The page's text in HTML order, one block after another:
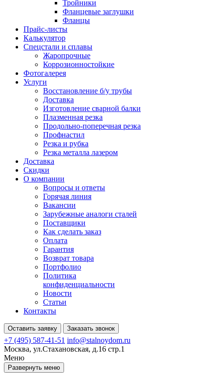
Тройники
Фланцевые заглушки
Фланцы
Прайс-листы
Калькулятор
Спецстали и сплавы
Жаропрочные
Коррозионностойкие
Фотогалерея
Услуги
Восстановление б/у трубы
Доставка
Изготовление сварной балки
Плазменная резка
Продольно-поперечная резка
Профнастил
Резка и рубка
Резка металла лазером
Доставка
Скидки
О компании
Вопросы и ответы
Горячая линия
Вакансии
Зарубежные аналоги сталей
Поставщики
Как сделать заказ
Оплата
Гарантия
Возврат товара
Портфолио
Политика
конфиденциальности
Новости
Статьи
Контакты
Оставить заявку Заказать звонок
+7 (495) 587-41-51 info@stalnoydom.ru
Москва, ул.Стахановская, д.16 стр.1
Меню
Развернуть меню